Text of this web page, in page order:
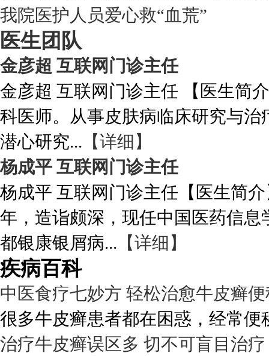
我院医护人员爱心救“血荒”
医生团队
金彦超 互联网门诊主任
金彦超 互联网门诊主任 【医生简
科医师。从事皮肤病临床研究与
潜心研究... 【详细】
杨成平 互联网门诊主任
杨成平 互联网门诊主任【医生简
年，造诣颇深，现任中国医药信
都银康银屑病... 【详细】
疾病百科
中医食疗七妙方 轻松治愈牛皮癣
很多牛皮癣患者都在困惑，经常便
治疗牛皮癣误区多 切不可盲目治疗